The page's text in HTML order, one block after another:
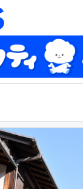
映画
報道
ファン